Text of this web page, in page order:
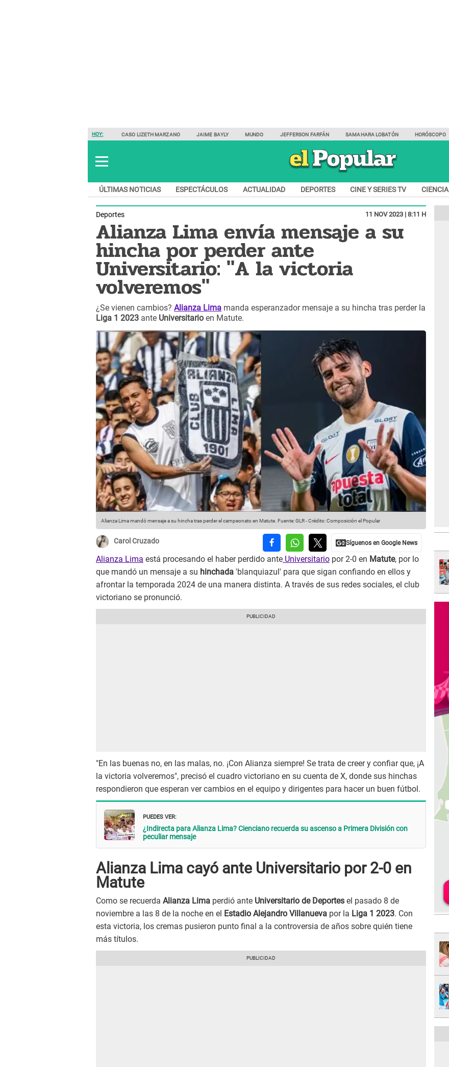
HOY: CASO LIZETH MARZANO JAIME BAYLY MUNDO JEFFERSON FARFÁN SAMAHARA LOBATÓN HORÓSCOPO
ÚLTIMAS NOTICIAS ESPECTÁCULOS ACTUALIDAD DEPORTES CINE Y SERIES TV CIENCIA
Deportes 11 NOV 2023 | 8:11 H
Alianza Lima envía mensaje a su
hincha por perder ante
Universitario: "A la victoria
volveremos"
¿Se vienen cambios? Alianza Lima manda esperanzador mensaje a su hincha tras perder la
Liga 1 2023 ante Universitario en Matute.
Alianza Lima mandó mensaje a su hincha tras perder el campeonato en Matute. Fuente: GLR-Crédito: Composición el Popular
Carol Cruzado
Alianza Lima está procesando el haber perdido ante Universitario por 2-0 en Matute, por lo
que mandó un mensaje a su hinchada 'blanquiazul' para que sigan confiando en ellos y
afrontar la temporada 2024 de una manera distinta. A través de sus redes sociales, el club
victoriano se pronunció.
"En las buenas no, en las malas, no. ¡Con Alianza siempre! Se trata de creer y confiar que, ¡A
la victoria volveremos", precisó el cuadro victoriano en su cuenta de X, donde sus hinchas
respondieron que esperan ver cambios en el equipo y dirigentes para hacer un buen fútbol.
PUEDES VER:
¿Indirecta para Alianza Lima? Cienciano recuerda su ascenso a Primera División con
peculiar mensaje
Alianza Lima cayó ante Universitario por 2-0 en
Matute
Como se recuerda Alianza Lima perdió ante Universitario de Deportes el pasado 8 de
noviembre a las 8 de la noche en el Estadio Alejandro Villanueva por la Liga 1 2023. Con
esta victoria, los cremas pusieron punto final a la controversia de años sobre quién tiene
más títulos.